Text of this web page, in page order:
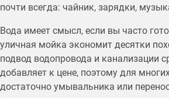
почти всегда: чайник, зарядки,
Вода имеет смысл, если вы часто
уличная мойка экономит десятки
подвод водопровода и канализации
добавляет к цене, поэтому для
достаточно умывальника или